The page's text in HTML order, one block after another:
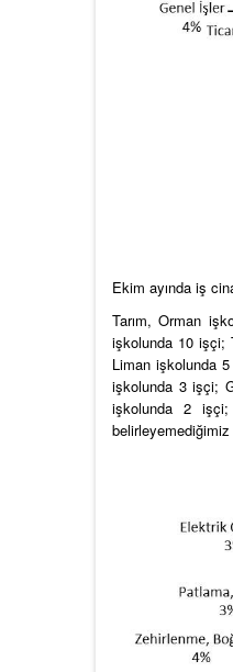
Ekim ayında iş
Tarım, Orman
işkolunda 10 işçi;
Liman işkolunda
işkolunda 3 işçi;
işkolunda 2 işçi;